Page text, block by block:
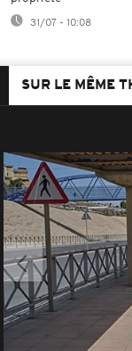
31/07 - 10:08
SUR LE MÊME